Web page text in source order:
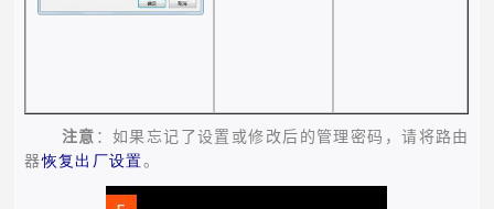
注意 ：如果忘记了设置或修改后的管理密码，请将路由
器恢复出厂设置。